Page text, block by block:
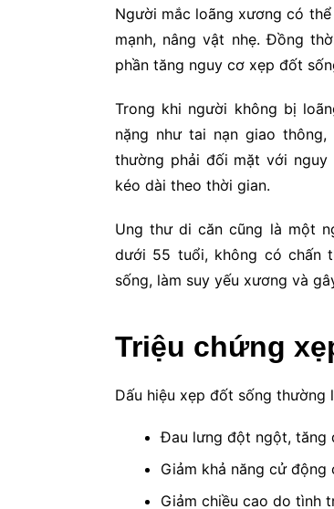
Người mắc loãng xương có
mạnh, nâng vật nhẹ. Đồng
phần tăng nguy cơ xẹp đốt
Trong khi người không bị
nặng như tai nạn giao
thường phải đối mặt với
kéo dài theo thời gian.
Ung thư di căn cũng là một
dưới 55 tuổi, không có chấn
sống, làm suy yếu xương và
Triệu chứng
Dấu hiệu xẹp đốt sống thường
Đau lưng đột ngột, tăng
Giảm khả năng cử động
Giảm chiều cao do tình